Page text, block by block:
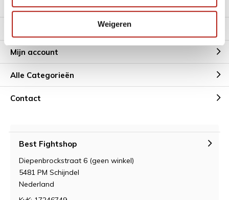
Weigeren
Meer informatie
Mijn account
Alle Categorieën
Contact
Best Fightshop
Diepenbrockstraat 6 (geen winkel)
5481 PM Schijndel
Nederland